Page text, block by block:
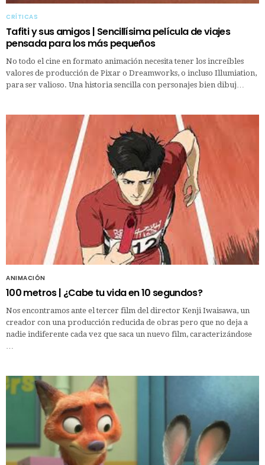
CRÍTICAS
Tafiti y sus amigos | Sencillísima película de viajes
pensada para los más pequeños
No todo el cine en formato animación necesita tener los increíbles
valores de producción de Pixar o Dreamworks, o incluso Illumiation,
para ser valioso. Una historia sencilla con personajes bien dibuj…
ANIMACIÓN
100 metros | ¿Cabe tu vida en 10 segundos?
Nos encontramos ante el tercer film del director Kenji Iwaisawa, un
creador con una producción reducida de obras pero que no deja a
nadie indiferente cada vez que saca un nuevo film, caracterizándose
…